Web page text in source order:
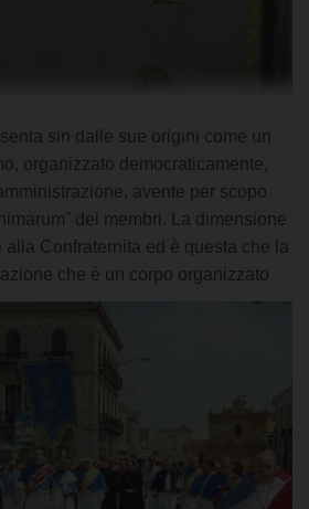
sin dalle sue origini come un
organizzato democraticamente,
avente per scopo
dei membri. La dimensione
Confraternita ed è questa che la
che è un corpo organizzato